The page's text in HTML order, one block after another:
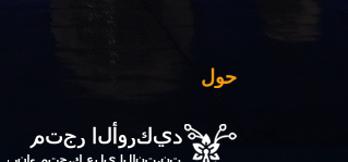
حول